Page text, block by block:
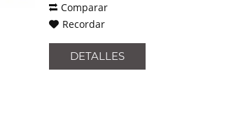
Comparar
Recordar
DETALLES